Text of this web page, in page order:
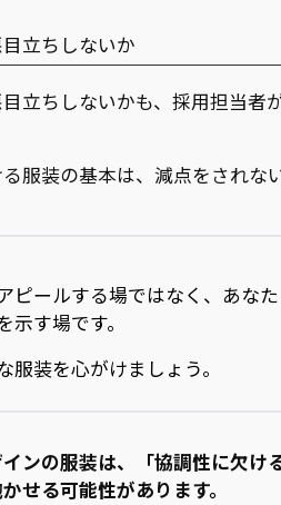
立ちしないか
立ちしないかも、採用担当者
服装の基本は、減点をされな
ピールする場ではなく、あなた
す場です。
服装を心がけましょう。
ンの服装は、「協調性に欠け
せる可能性があります。